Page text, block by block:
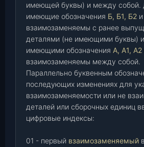
имеющей буквы) и между собой.
имеющие обозначения Б, Б1, Б2
взаимозаменяемы с ранее
деталями (не имеющими буквы)
имеющими обозначения А, А1, А2
взаимозаменяемы между собой.
Параллельно буквенным
последующих изменениях для
взаимозаменяемости или не
деталей или сборочных единиц
цифровые индексы:
01 - первый взаимозаменяемый